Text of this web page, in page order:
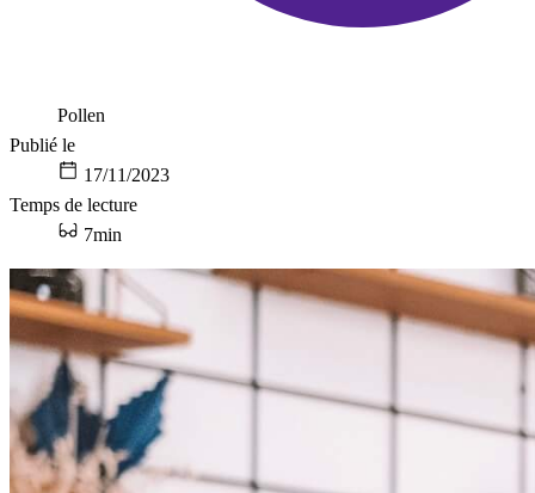
Pollen
Publié le
17/11/2023
Temps de lecture
7min